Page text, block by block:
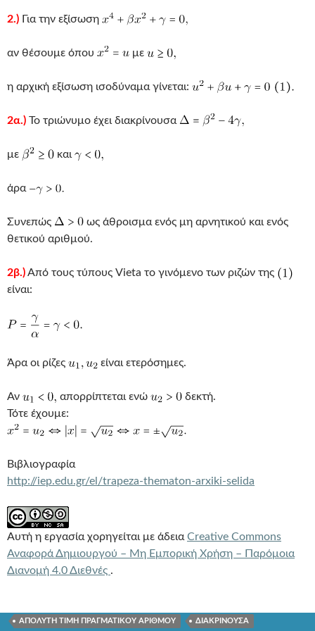
2.) Για την εξίσωση
αν θέσουμε όπου με
η αρχική εξίσωση ισοδύναμα γίνεται:
2α.) Το τριώνυμο έχει διακρίνουσα
με και
άρα
Συνεπώς
ως άθροισμα ενός μη αρνητικού και ενός
θετικού αριθμού.
2β.)Από τους τύπους Vieta το γινόμενο των ριζών της
είναι:
Άρα οι ρίζες είναι ετερόσημες.
Αν απορρίπτεται ενώ
δεκτή.
Τότε έχουμε:
Βιβλιογραφία
http://iep.edu.gr/el/trapeza-thematon-arxiki-selida
Αυτή η εργασία χορηγείται με άδεια Creative Commons
Αναφορά Δημιουργού – Μη Εμπορική Χρήση – Παρόμοια
Διανομή 4.0 Διεθνές .
ΑΠΟΛΥΤΗ ΤΙΜΗ ΠΡΑΓΜΑΤΙΚΟΥ ΑΡΙΘΜΟΥ ΔΙΑΚΡΙΝΟΥΣΑ